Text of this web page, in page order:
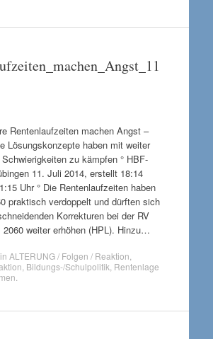
Rentenlaufzeiten machen Angst –
Lösungskonzepte haben mit weiter
zu kämpfen ° HBF-
11. Juli 2014, erstellt 18:14
Uhr ° Die Rentenlaufzeiten haben
praktisch verdoppelt und dürften sich
Korrekturen bei der RV
weiter erhöhen (HPL). Hinzu…
in ALTERUNG / Folgen / Reaktion
Bildungs-/Schulpolitik Rentenlage